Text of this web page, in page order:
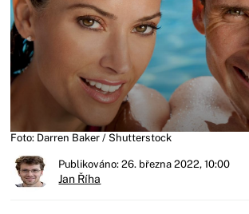
Foto: Darren Baker / Shutterstock
Publikováno: 26. března 2022, 10:00
Jan Říha